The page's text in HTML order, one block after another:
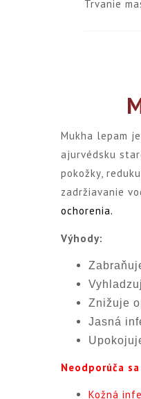
Trvanie
Mukha lepam
ajurvédsku
pokožky,
zadržiavanie
ochorenia.
Výhody:
Znižuje
Jasná
Neodporúča
Kožná